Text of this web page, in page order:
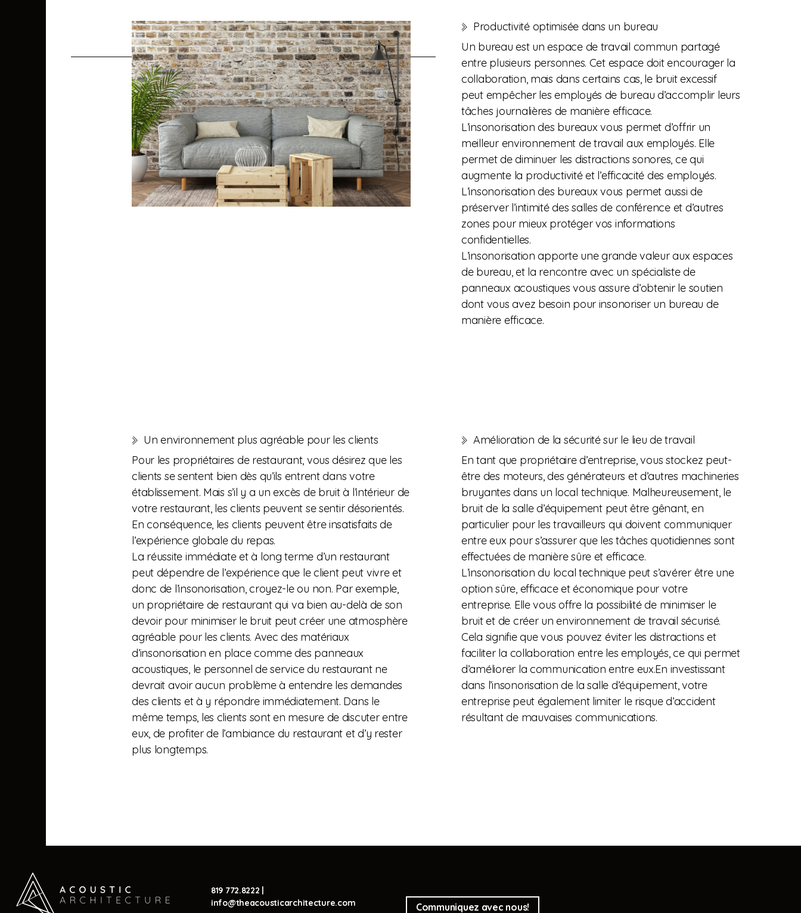
Productivité optimisée dans un bureau
Un bureau est un espace de travail commun partagé
entre plusieurs personnes. Cet espace doit encourager la
collaboration, mais dans certains cas, le bruit excessif
peut empêcher les employés de bureau d’accomplir leurs
tâches journalières de manière efficace.
L’insonorisation des bureaux vous permet d’offrir un
meilleur environnement de travail aux employés. Elle
permet de diminuer les distractions sonores, ce qui
augmente la productivité et l’efficacité des employés.
L’insonorisation des bureaux vous permet aussi de
préserver l’intimité des salles de conférence et d’autres
zones pour mieux protéger vos informations
confidentielles.
L’insonorisation apporte une grande valeur aux espaces
de bureau, et la rencontre avec un spécialiste de
panneaux acoustiques vous assure d’obtenir le soutien
dont vous avez besoin pour insonoriser un bureau de
manière efficace.
Un environnement plus agréable pour les clients
Pour les propriétaires de restaurant, vous désirez que les
clients se sentent bien dès qu’ils entrent dans votre
établissement. Mais s’il y a un excès de bruit à l’intérieur de
votre restaurant, les clients peuvent se sentir désorientés.
En conséquence, les clients peuvent être insatisfaits de
l’expérience globale du repas.
La réussite immédiate et à long terme d’un restaurant
peut dépendre de l’expérience que le client peut vivre et
donc de l’insonorisation, croyez-le ou non. Par exemple,
un propriétaire de restaurant qui va bien au-delà de son
devoir pour minimiser le bruit peut créer une atmosphère
agréable pour les clients. Avec des matériaux
d’insonorisation en place comme des panneaux
acoustiques, le personnel de service du restaurant ne
devrait avoir aucun problème à entendre les demandes
des clients et à y répondre immédiatement. Dans le
même temps, les clients sont en mesure de discuter entre
eux, de profiter de l’ambiance du restaurant et d’y rester
plus longtemps.
Amélioration de la sécurité sur le lieu de travail
En tant que propriétaire d’entreprise, vous stockez peut-
être des moteurs, des générateurs et d’autres machineries
bruyantes dans un local technique. Malheureusement, le
bruit de la salle d’équipement peut être gênant, en
particulier pour les travailleurs qui doivent communiquer
entre eux pour s’assurer que les tâches quotidiennes sont
effectuées de manière sûre et efficace.
L’insonorisation du local technique peut s’avérer être une
option sûre, efficace et économique pour votre
entreprise. Elle vous offre la possibilité de minimiser le
bruit et de créer un environnement de travail sécurisé.
Cela signifie que vous pouvez éviter les distractions et
faciliter la collaboration entre les employés, ce qui permet
d’améliorer la communication entre eux.En investissant
dans l’insonorisation de la salle d’équipement, votre
entreprise peut également limiter le risque d’accident
résultant de mauvaises communications.
819 772.8222 |
info@theacousticarchitecture.com
Communiquez avec nous!